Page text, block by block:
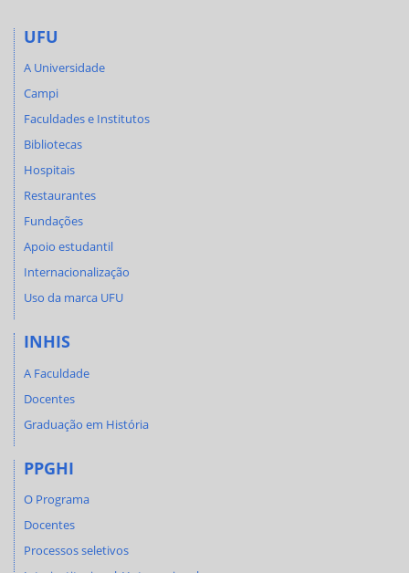
UFU
A Universidade
Campi
Faculdades e Institutos
Bibliotecas
Hospitais
Restaurantes
Fundações
Apoio estudantil
Internacionalização
Uso da marca UFU
INHIS
A Faculdade
Docentes
Graduação em História
PPGHI
O Programa
Docentes
Processos seletivos